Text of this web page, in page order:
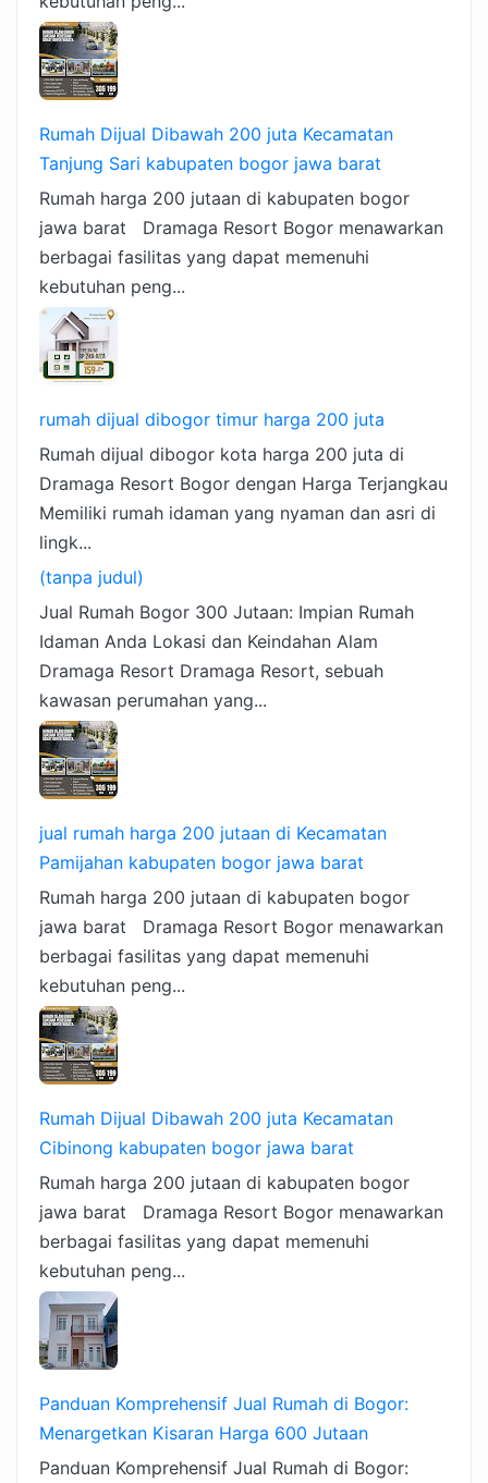
Rumah Dijual Dibawah 200 juta Kecamatan
Tanjung Sari kabupaten bogor jawa barat
Rumah harga 200 jutaan di kabupaten bogor
jawa barat Dramaga Resort Bogor menawarkan
berbagai fasilitas yang dapat memenuhi
kebutuhan peng...
rumah dijual dibogor timur harga 200 juta
Rumah dijual dibogor kota harga 200 juta di
Dramaga Resort Bogor dengan Harga Terjangkau
Memiliki rumah idaman yang nyaman dan asri di
lingk...
(tanpa judul)
Jual Rumah Bogor 300 Jutaan: Impian Rumah
Idaman Anda Lokasi dan Keindahan Alam
Dramaga Resort Dramaga Resort, sebuah
kawasan perumahan yang...
jual rumah harga 200 jutaan di Kecamatan
Pamijahan kabupaten bogor jawa barat
Rumah harga 200 jutaan di kabupaten bogor
jawa barat Dramaga Resort Bogor menawarkan
berbagai fasilitas yang dapat memenuhi
kebutuhan peng...
Rumah Dijual Dibawah 200 juta Kecamatan
Cibinong kabupaten bogor jawa barat
Rumah harga 200 jutaan di kabupaten bogor
jawa barat Dramaga Resort Bogor menawarkan
berbagai fasilitas yang dapat memenuhi
kebutuhan peng...
Panduan Komprehensif Jual Rumah di Bogor:
Menargetkan Kisaran Harga 600 Jutaan
Panduan Komprehensif Jual Rumah di Bogor: